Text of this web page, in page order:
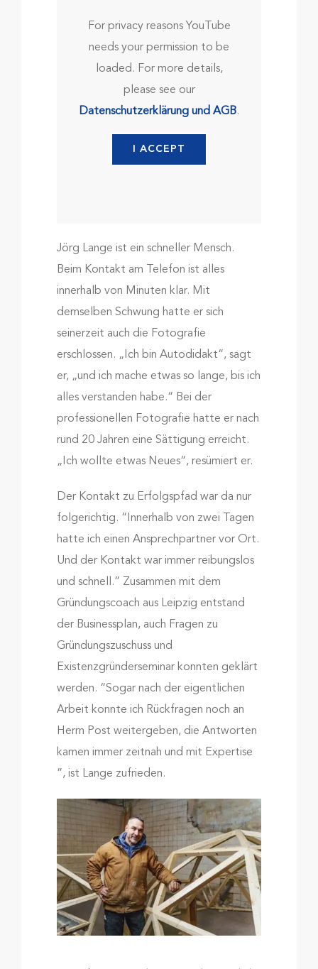
For privacy reasons YouTube
needs your permission to be
loaded. For more details,
please see our
Datenschutzerklärung und AGB.
I ACCEPT
Jörg Lange ist ein schneller Mensch.
Beim Kontakt am Telefon ist alles
innerhalb von Minuten klar. Mit
demselben Schwung hatte er sich
seinerzeit auch die Fotografie
erschlossen. „Ich bin Autodidakt“, sagt
er, „und ich mache etwas so lange, bis ich
alles verstanden habe.“ Bei der
professionellen Fotografie hatte er nach
rund 20 Jahren eine Sättigung erreicht.
„Ich wollte etwas Neues“, resümiert er.
Der Kontakt zu Erfolgspfad war da nur
folgerichtig. “Innerhalb von zwei Tagen
hatte ich einen Ansprechpartner vor Ort.
Und der Kontakt war immer reibungslos
und schnell.” Zusammen mit dem
Gründungscoach aus Leipzig entstand
der Businessplan, auch Fragen zu
Gründungszuschuss und
Existenzgründerseminar konnten geklärt
werden. “Sogar nach der eigentlichen
Arbeit konnte ich Rückfragen noch an
Herrn Post weitergeben, die Antworten
kamen immer zeitnah und mit Expertise
”, ist Lange zufrieden.